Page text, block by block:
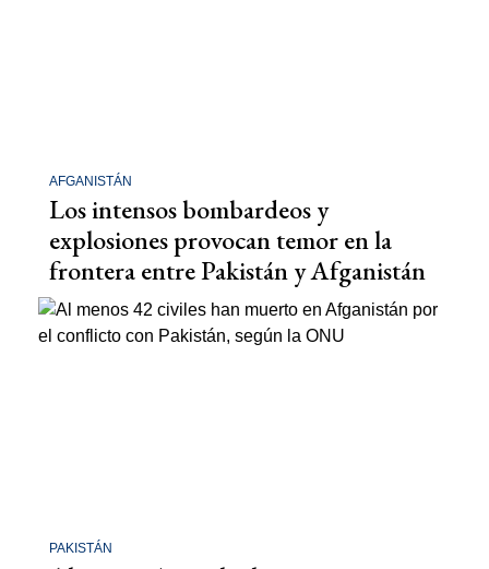
AFGANISTÁN
Los intensos bombardeos y
explosiones provocan temor en la
frontera entre Pakistán y Afganistán
PAKISTÁN